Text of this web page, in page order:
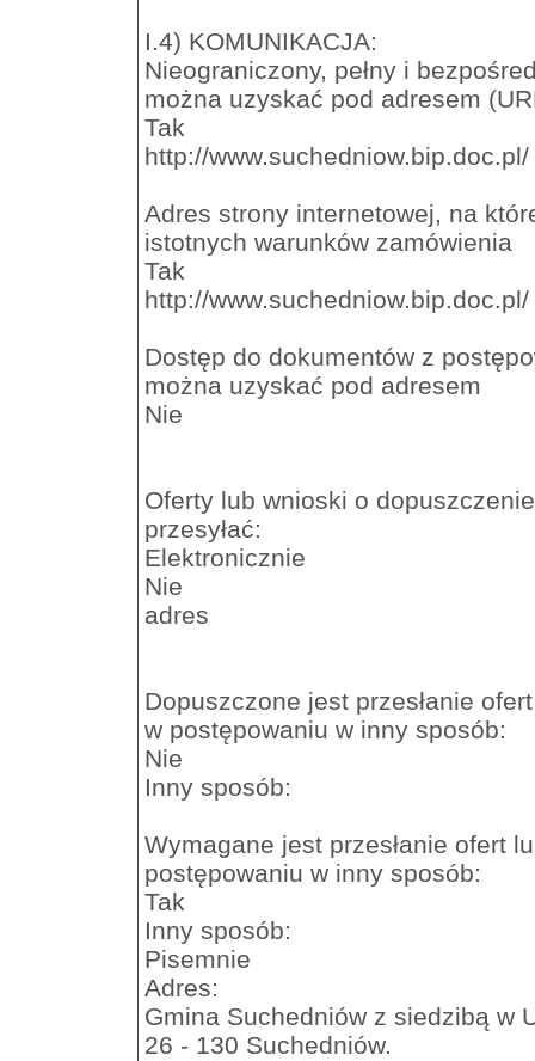
I.4) KOMUNIKACJA:
Nieograniczony, pełny i
można uzyskać pod adresem
Tak
http://www.suchedniow.bip.doc.pl/
Adres strony internetowej, na
istotnych warunków zamówienia
Tak
http://www.suchedniow.bip.doc.pl/
Dostęp do dokumentów z
można uzyskać pod adresem
Nie
Oferty lub wnioski o
przesyłać:
Elektronicznie
Nie
adres
Dopuszczone jest przesłanie
w postępowaniu w inny sposób:
Nie
Inny sposób:
Wymagane jest przesłanie ofert
postępowaniu w inny sposób:
Tak
Inny sposób:
Pisemnie
Adres:
Gmina Suchedniów z siedzibą w
26 - 130 Suchedniów.